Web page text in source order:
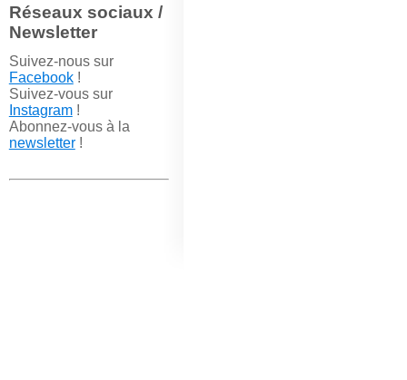
Réseaux sociaux /
Newsletter
Suivez-nous sur
Facebook!
Suivez-vous sur
Instagram!
Abonnez-vous à la
newsletter!